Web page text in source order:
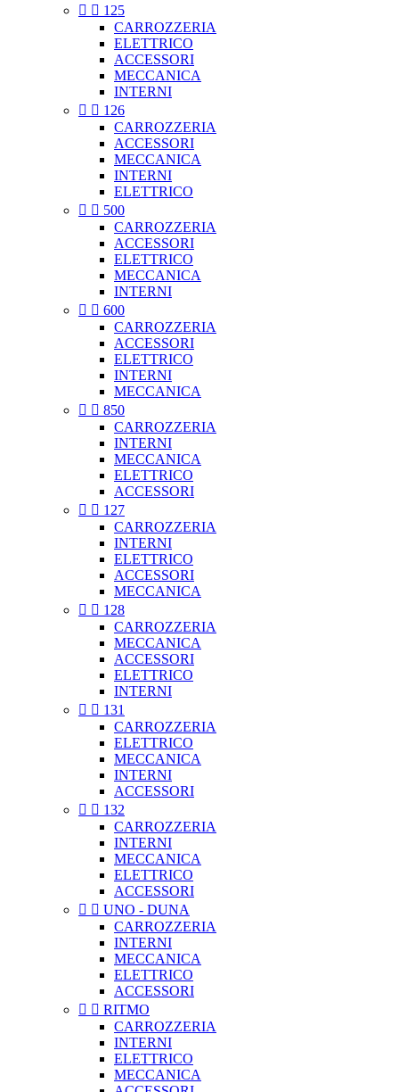
  125
CARROZZERIA
ELETTRICO
ACCESSORI
MECCANICA
INTERNI
  126
CARROZZERIA
ACCESSORI
MECCANICA
INTERNI
ELETTRICO
  500
CARROZZERIA
ACCESSORI
ELETTRICO
MECCANICA
INTERNI
  600
CARROZZERIA
ACCESSORI
ELETTRICO
INTERNI
MECCANICA
  850
CARROZZERIA
INTERNI
MECCANICA
ELETTRICO
ACCESSORI
  127
CARROZZERIA
INTERNI
ELETTRICO
ACCESSORI
MECCANICA
  128
CARROZZERIA
MECCANICA
ACCESSORI
ELETTRICO
INTERNI
  131
CARROZZERIA
ELETTRICO
MECCANICA
INTERNI
ACCESSORI
  132
CARROZZERIA
INTERNI
MECCANICA
ELETTRICO
ACCESSORI
  UNO - DUNA
CARROZZERIA
INTERNI
MECCANICA
ELETTRICO
ACCESSORI
  RITMO
CARROZZERIA
INTERNI
ELETTRICO
MECCANICA